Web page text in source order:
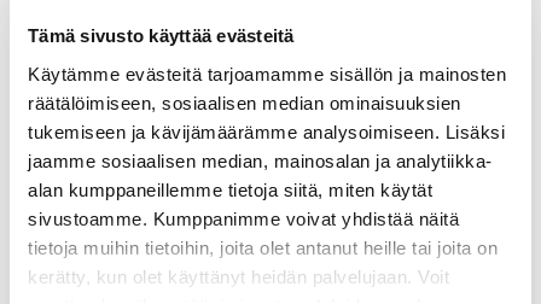
Tämä sivusto käyttää evästeitä
Käytämme evästeitä tarjoamamme sisällön ja mainosten
räätälöimiseen, sosiaalisen median ominaisuuksien
tukemiseen ja kävijämäärämme analysoimiseen. Lisäksi
jaamme sosiaalisen median, mainosalan ja analytiikka-
alan kumppaneillemme tietoja siitä, miten käytät
sivustoamme. Kumppanimme voivat yhdistää näitä
tietoja muihin tietoihin, joita olet antanut heille tai joita on
kerätty, kun olet käyttänyt heidän palvelujaan. Voit
Hyppää upotuksen yli: Häiriökartta Riihimäen
Häiriökartta Riihimäen kaupungista. Kartalla on